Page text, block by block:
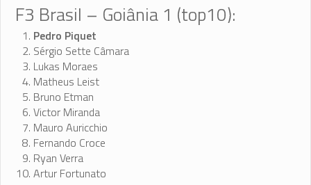
F3 Brasil – Goiânia 1 (top10):
Pedro Piquet
Sérgio Sette Câmara
Lukas Moraes
Matheus Leist
Bruno Etman
Victor Miranda
Mauro Auricchio
Fernando Croce
Ryan Verra
Artur Fortunato